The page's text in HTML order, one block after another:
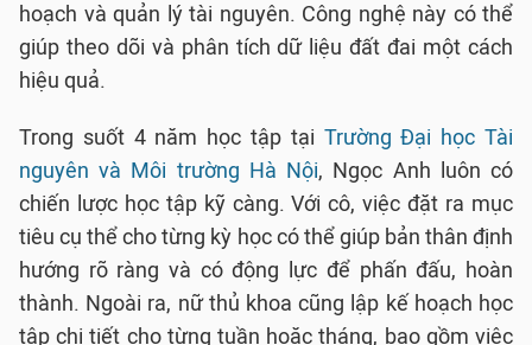
hoạch và quản lý tài nguyên. Công nghệ này có thể
giúp theo dõi và phân tích dữ liệu đất đai một cách
hiệu quả.
Trong suốt 4 năm học tập tại Trường Đại học Tài
nguyên và Môi trường Hà Nội, Ngọc Anh luôn có
chiến lược học tập kỹ càng. Với cô, việc đặt ra mục
tiêu cụ thể cho từng kỳ học có thể giúp bản thân định
hướng rõ ràng và có động lực để phấn đấu, hoàn
thành. Ngoài ra, nữ thủ khoa cũng lập kế hoạch học
tập chi tiết cho từng tuần hoặc tháng, bao gồm việc